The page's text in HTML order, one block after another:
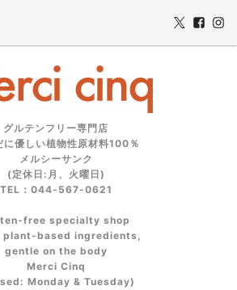
グルテンフリー専門店
に優しい植物性原材料100％
メルシーサンク
(定休日:月、火曜日)
TEL：044-567-0621
specialty shop
plant‑based ingredients,
gentle on the body
Merci Cinq
Monday & Tuesday)